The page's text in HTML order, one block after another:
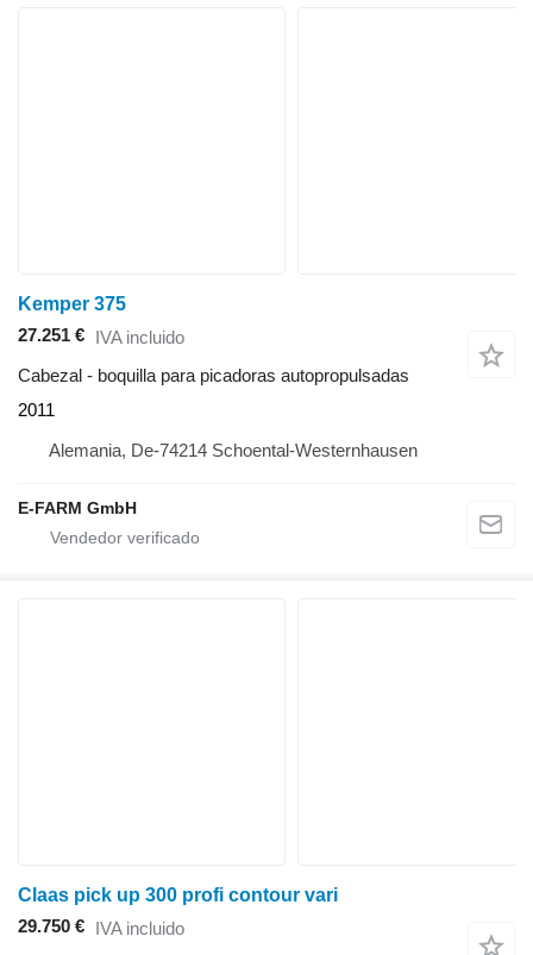
Kemper 375
27.251 € IVA incluido
Cabezal - boquilla para picadoras autopropulsadas
2011
Alemania, De-74214 Schoental-Westernhausen
E-FARM GmbH
Claas pick up 300 profi contour vari
29.750 € IVA incluido